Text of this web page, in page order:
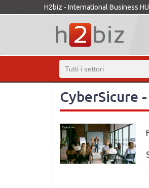
H2biz - International Business
CyberSicure